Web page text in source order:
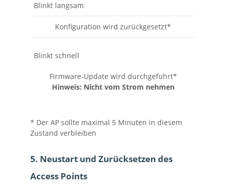
Blinkt langsam
Konfiguration wird zurückgesetzt*
Blinkt schnell
Firmware-Update wird durchgeführt*
Hinweis: Nicht vom Strom nehmen
* Der AP sollte maximal 5 Minuten in diesem
Zustand verbleiben
5. Neustart und Zurücksetzen des
Access Points